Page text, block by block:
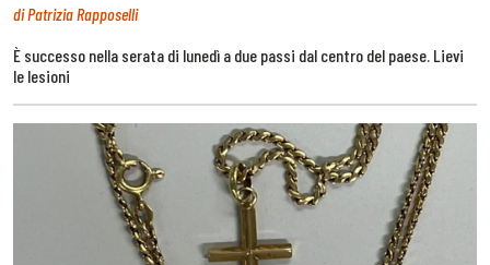
di Patrizia Rapposelli
È successo nella serata di lunedì a due passi dal centro del paese. Lievi
le lesioni